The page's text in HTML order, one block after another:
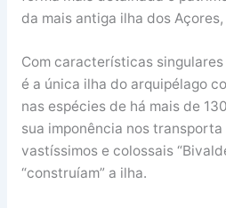
da mais antiga ilha dos
Com características
é a única ilha do arquipélago
nas espécies de há mais de
sua imponência nos
vastíssimos e colossais
“construíam” a ilha.